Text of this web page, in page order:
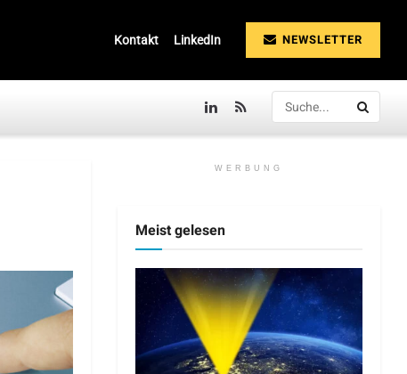
Kontakt LinkedIn NEWSLETTER
WERBUNG
Meist gelesen